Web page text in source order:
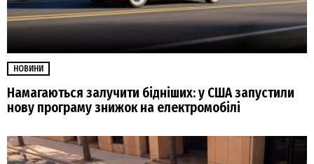
НОВИНИ
Намагаються залучити бідніших: у США запустили
нову програму знижок на електромобілі